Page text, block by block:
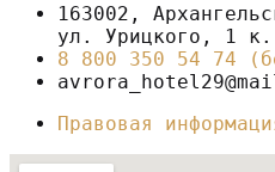
163002,
ул. Урицкого, 1
8 800 350 54 74
Правовая